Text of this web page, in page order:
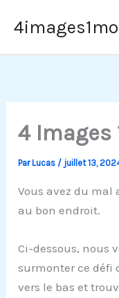
4 Images
ParLucas / juillet 13,
Vous avez du mal
au bon endroit.
Ci-dessous, nous
surmonter ce défi
vers le bas et